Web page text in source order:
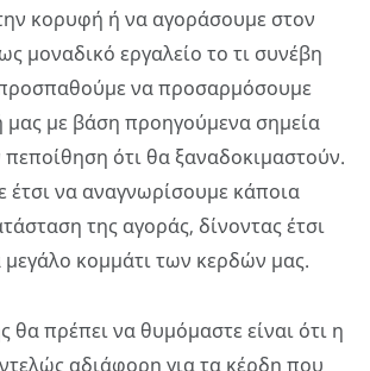
κορυφή ή να αγοράσουμε στον
μοναδικό εργαλείο το τι συνέβη
να προσαρμόσουμε
μας με βάση προηγούμενα σημεία
πεποίθηση ότι θα ξαναδοκιμαστούν.
έτσι να αναγνωρίσουμε κάποια
της αγοράς, δίνοντας έτσι
κομμάτι των κερδών μας.
θα πρέπει να θυμόμαστε είναι ότι η
αδιάφορη για τα κέρδη που